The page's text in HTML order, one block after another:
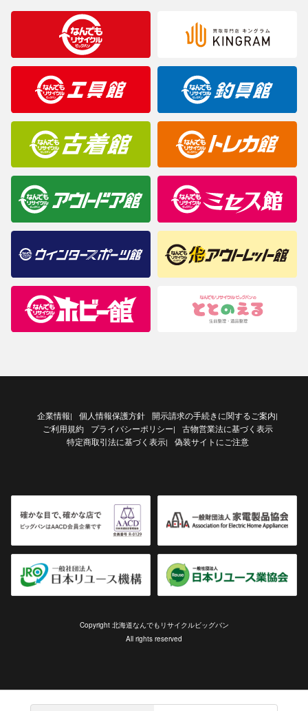
合がございますのでご了承ください。
※表記したカラー名は、当社が判断した名称を掲載しています。
製造元が定めたカラー名と異なることもあります。色調などご不
明なことがありましたらご購入前にお問い合わせください。
商品について
企業情報| 個人情報保護方針 開示請求の手続きに関するご案内|
ご利用規約 プライバシーポリシー|
古物営業法に基づく表示
特定商取引法に基づく表示| 偽装サイトにご注意
Copyright 北海道なんでもリサイクルビッグバン
All rights reserved